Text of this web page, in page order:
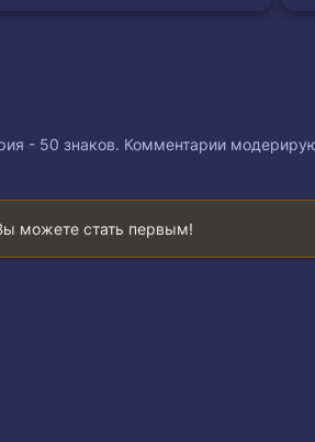
- 50 знаков. Комментарии
можете стать первым!